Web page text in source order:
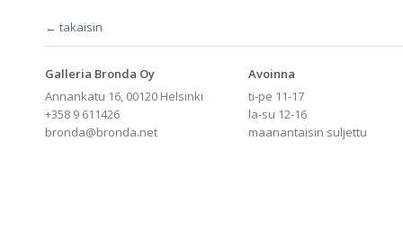
← takaisin
Galleria Bronda Oy
Annankatu 16, 00120 Helsinki
+358 9 611426
bronda@bronda.net
Avoinna
ti-pe 11-17
la-su 12-16
maanantaisin suljettu